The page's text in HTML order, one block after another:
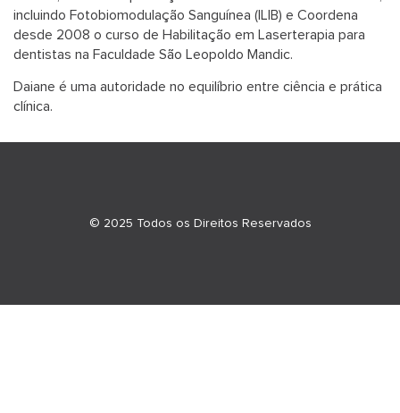
incluindo Fotobiomodulação Sanguínea (ILIB) e Coordena
desde 2008 o curso de Habilitação em Laserterapia para
dentistas na Faculdade São Leopoldo Mandic.
Daiane é uma autoridade no equilíbrio entre ciência e prática
clínica.
© 2025 Todos os Direitos Reservados